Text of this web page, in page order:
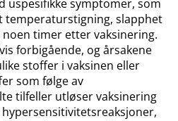
uspesifikke symptomer, som
temperaturstigning, slapphet
timer etter vaksinering.
forbigående, og årsakene
stoffer i vaksinen eller
som følge av
tilfeller utløser vaksinering